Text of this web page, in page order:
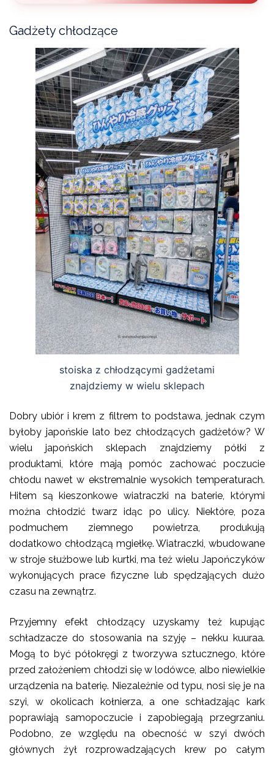
Gadżety chłodzące
stoiska z chłodzącymi gadżetami
znajdziemy w wielu sklepach
Dobry ubiór i krem z filtrem to podstawa, jednak czym
byłoby japońskie lato bez chłodzących gadżetów? W
wielu japońskich sklepach znajdziemy półki z
produktami, które mają pomóc zachować poczucie
chłodu nawet w ekstremalnie wysokich temperaturach.
Hitem są kieszonkowe wiatraczki na baterie, którymi
można chłodzić twarz idąc po ulicy. Niektóre, poza
podmuchem ziemnego powietrza, produkują
dodatkowo chłodzącą mgiełkę. Wiatraczki, wbudowane
w stroje służbowe lub kurtki, ma też wielu Japończyków
wykonujących prace fizyczne lub spędzających dużo
czasu na zewnątrz.
Przyjemny efekt chłodzący uzyskamy też kupując
schładzacze do stosowania na szyję – nekku kuuraa.
Mogą to być półokręgi z tworzywa sztucznego, które
przed założeniem chłodzi się w lodówce, albo niewielkie
urządzenia na baterię. Niezależnie od typu, nosi się je na
szyi, w okolicach kołnierza, a one schładzając kark
poprawiają samopoczucie i zapobiegają przegrzaniu.
Podobno, ze względu na obecność w szyi dwóch
głównych żył rozprowadzających krew po całym